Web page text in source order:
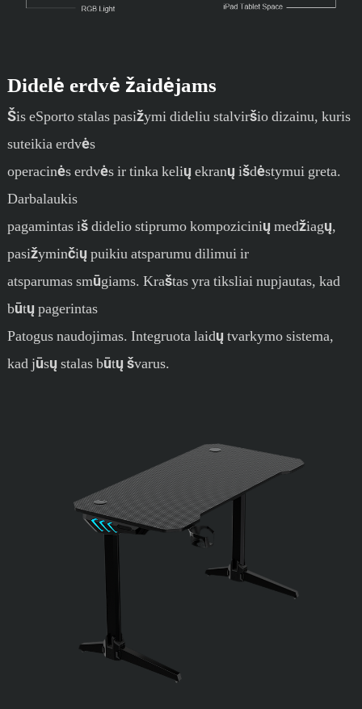
Didelė erdvė žaidėjams
Šis eSporto stalas pasižymi dideliu stalviršio dizainu, kuris
suteikia erdvės
operacinės erdvės ir tinka kelių ekranų išdėstymui greta.
Darbalaukis
pagamintas iš didelio stiprumo kompozicinių medžiagų,
pasižyminčių puikiu atsparumu dilimui ir
atsparumas smūgiams. Kraštas yra tiksliai nupjautas, kad
būtų pagerintas
Patogus naudojimas. Integruota laidų tvarkymo sistema,
kad jūsų stalas būtų švarus.